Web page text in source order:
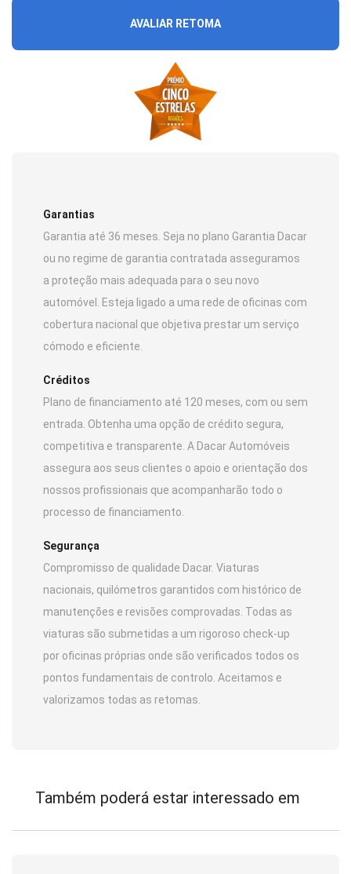
AVALIAR RETOMA
Garantias
Garantia até 36 meses. Seja no plano Garantia Dacar
ou no regime de garantia contratada asseguramos
a proteção mais adequada para o seu novo
automóvel. Esteja ligado a uma rede de oficinas com
cobertura nacional que objetiva prestar um serviço
cómodo e eficiente.
Créditos
Plano de financiamento até 120 meses, com ou sem
entrada. Obtenha uma opção de crédito segura,
competitiva e transparente. A Dacar Automóveis
assegura aos seus clientes o apoio e orientação dos
nossos profissionais que acompanharão todo o
processo de financiamento.
Segurança
Compromisso de qualidade Dacar. Viaturas
nacionais, quilómetros garantidos com histórico de
manutenções e revisões comprovadas. Todas as
viaturas são submetidas a um rigoroso check-up
por oficinas próprias onde são verificados todos os
pontos fundamentais de controlo. Aceitamos e
valorizamos todas as retomas.
Também poderá estar interessado em